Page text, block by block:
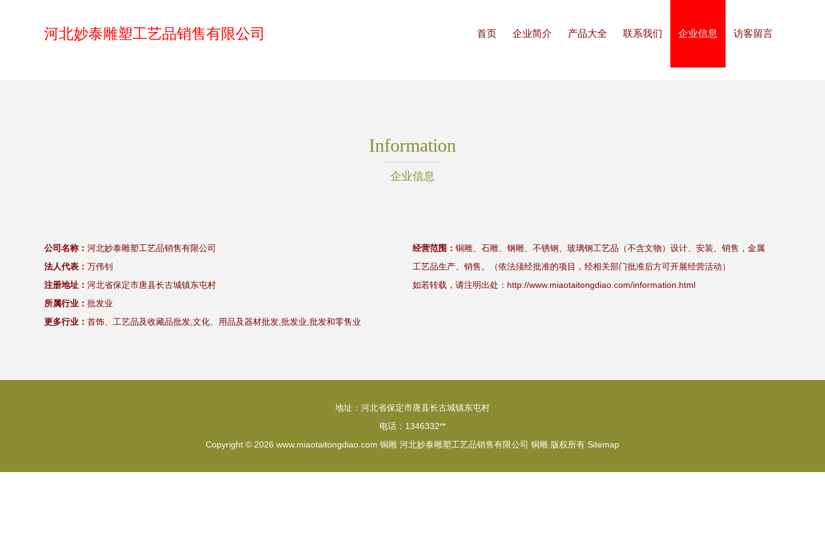
河北妙泰雕塑工艺品销售有限公司 首页 企业简介 产品大全 联系我们 企业信息 访客留言
Information
企业信息
公司名称： 河北妙泰雕塑工艺品销售有限公司
法人代表： 万伟钊
注册地址： 河北省保定市唐县长古城镇东屯村
所属行业： 批发业
更多行业： 首饰、工艺品及收藏品批发,文化、用品及器材批发,批发业,批发和零售业
经营范围： 铜雕、石雕、钢雕、不锈钢、玻璃钢工艺品（不含文物）设计、安装、销售，金属
工艺品生产、销售。（依法须经批准的项目，经相关部门批准后方可开展经营活动）
如若转载，请注明出处：http://www.miaotaitongdiao.com/information.html
地址：河北省保定市唐县长古城镇东屯村
电话：1346332**
Copyright © 2026 www.miaotaitongdiao.com 铜雕 河北妙泰雕塑工艺品销售有限公司 铜雕 版权所有 Sitemap